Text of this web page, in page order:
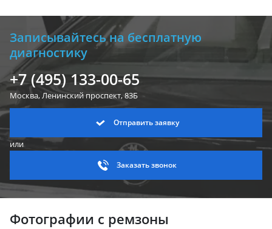
Записывайтесь на бесплатную
диагностику
+7 (495) 133-00-65
Москва, Ленинскийпроспект, 83Б
Отправить заявку
или
Заказать звонок
Фотографии с ремзоны